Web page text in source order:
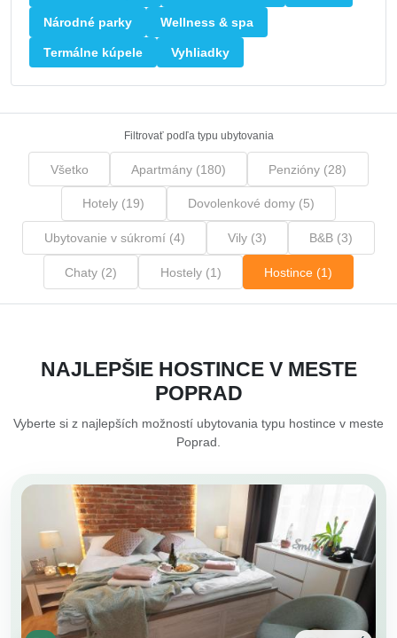
Národné parky Wellness & spa
Termálne kúpele Vyhliadky
Filtrovať podľa typu ubytovania
Všetko Apartmány (180) Penzióny (28)
Hotely (19) Dovolenkové domy (5)
Ubytovanie v súkromí (4) Vily (3) B&B (3)
Chaty (2) Hostely (1) Hostince (1)
NAJLEPŠIE HOSTINCE V MESTE
POPRAD
Vyberte si z najlepších možností ubytovania typu hostince v meste
Poprad.